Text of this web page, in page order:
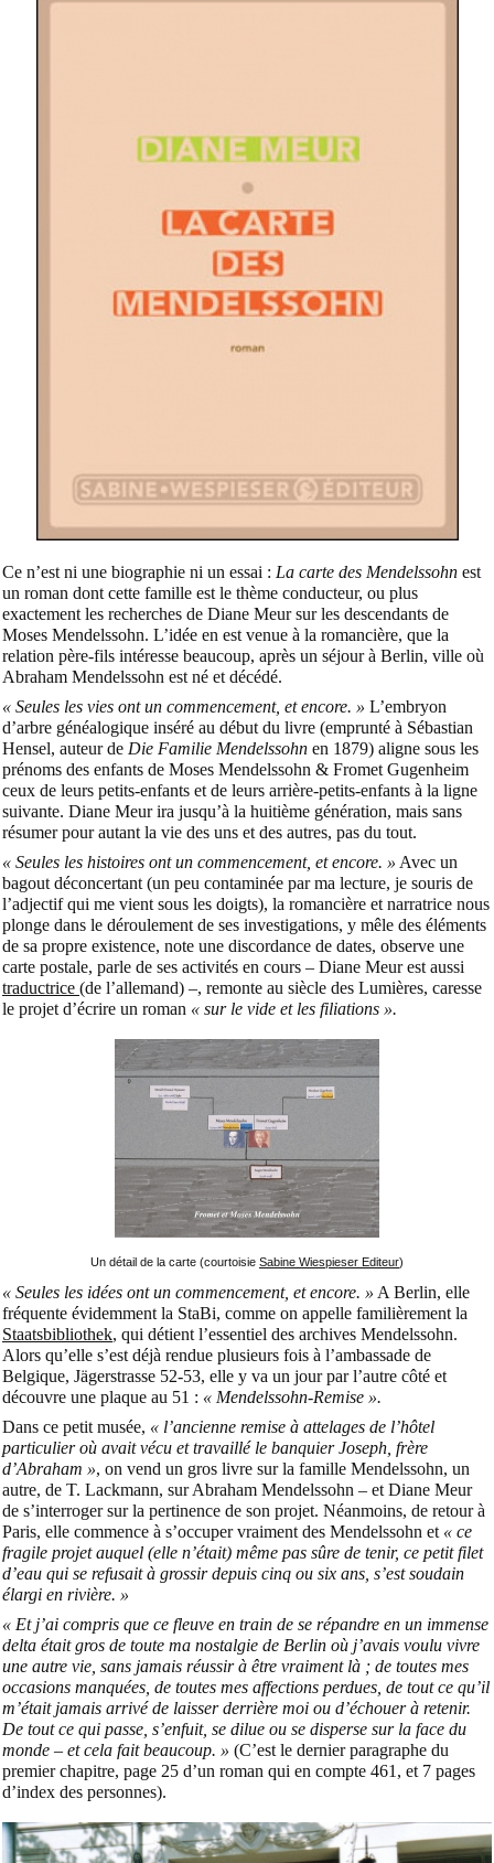
Ce n’est ni une biographie ni un essai : La carte des Mendelssohn est
un roman dont cette famille est le thème conducteur, ou plus
exactement les recherches de Diane Meur sur les descendants de
Moses Mendelssohn. L’idée en est venue à la romancière, que la
relation père-fils intéresse beaucoup, après un séjour à Berlin, ville où
Abraham Mendelssohn est né et décédé.
« Seules les vies ont un commencement, et encore. » L’embryon
d’arbre généalogique inséré au début du livre (emprunté à Sébastian
Hensel, auteur de Die Familie Mendelssohn en 1879) aligne sous les
prénoms des enfants de Moses Mendelssohn & Fromet Gugenheim
ceux de leurs petits-enfants et de leurs arrière-petits-enfants à la ligne
suivante. Diane Meur ira jusqu’à la huitième génération, mais sans
résumer pour autant la vie des uns et des autres, pas du tout.
« Seules les histoires ont un commencement, et encore. » Avec un
bagout déconcertant (un peu contaminée par ma lecture, je souris de
l’adjectif qui me vient sous les doigts), la romancière et narratrice nous
plonge dans le déroulement de ses investigations, y mêle des éléments
de sa propre existence, note une discordance de dates, observe une
carte postale, parle de ses activités en cours – Diane Meur est aussi
traductrice (de l’allemand) –, remonte au siècle des Lumières, caresse
le projet d’écrire un roman « sur le vide et les filiations ».
Un détail de la carte (courtoisie Sabine Wiespieser Editeur)
« Seules les idées ont un commencement, et encore. » A Berlin, elle
fréquente évidemment la StaBi, comme on appelle familièrement la
Staatsbibliothek, qui détient l’essentiel des archives Mendelssohn.
Alors qu’elle s’est déjà rendue plusieurs fois à l’ambassade de
Belgique, Jägerstrasse 52-53, elle y va un jour par l’autre côté et
découvre une plaque au 51 : « Mendelssohn-Remise ».
Dans ce petit musée, « l’ancienne remise à attelages de l’hôtel
particulier où avait vécu et travaillé le banquier Joseph, frère
d’Abraham », on vend un gros livre sur la famille Mendelssohn, un
autre, de T. Lackmann, sur Abraham Mendelssohn – et Diane Meur
de s’interroger sur la pertinence de son projet. Néanmoins, de retour à
Paris, elle commence à s’occuper vraiment des Mendelssohn et « ce
fragile projet auquel (elle n’était) même pas sûre de tenir, ce petit filet
d’eau qui se refusait à grossir depuis cinq ou six ans, s’est soudain
élargi en rivière. »
« Et j’ai compris que ce fleuve en train de se répandre en un immense
delta était gros de toute ma nostalgie de Berlin où j’avais voulu vivre
une autre vie, sans jamais réussir à être vraiment là ; de toutes mes
occasions manquées, de toutes mes affections perdues, de tout ce qu’il
m’était jamais arrivé de laisser derrière moi ou d’échouer à retenir.
De tout ce qui passe, s’enfuit, se dilue ou se disperse sur la face du
monde – et cela fait beaucoup. » (C’est le dernier paragraphe du
premier chapitre, page 25 d’un roman qui en compte 461, et 7 pages
d’index des personnes).